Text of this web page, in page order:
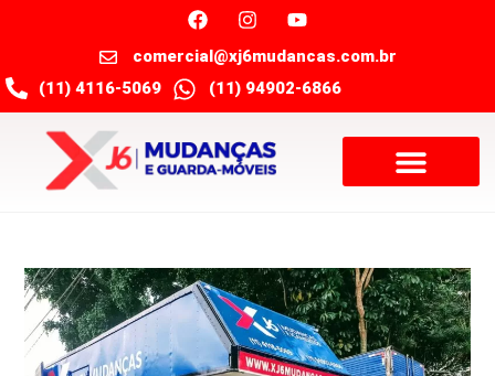
comercial@xj6mudancas.com.br
(11) 4116-5069
(11) 94902-6866